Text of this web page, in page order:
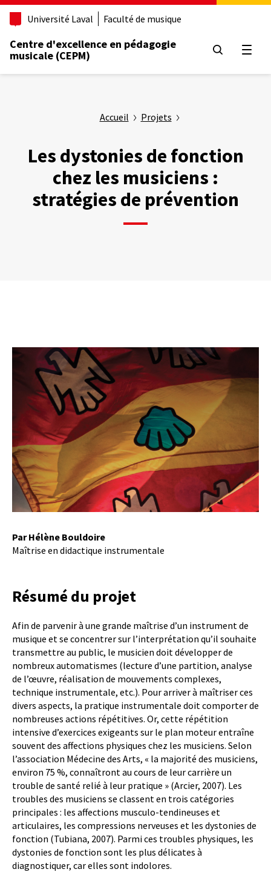
Aller
principal
Université Laval Faculté de musique
Centre d'excellence en pédagogie
musicale (CEPM)
Accueil Projets
Les dystonies de fonction
chez les musiciens :
stratégies de prévention
Par Hélène Bouldoire
Maîtrise en didactique instrumentale
Résumé du projet
Afin de parvenir à une grande maîtrise d’un instrument de
musique et se concentrer sur l’interprétation qu’il souhaite
transmettre au public, le musicien doit développer de
nombreux automatismes (lecture d’une partition, analyse
de l’œuvre, réalisation de mouvements complexes,
technique instrumentale, etc.). Pour arriver à maîtriser ces
divers aspects, la pratique instrumentale doit comporter de
nombreuses actions répétitives. Or, cette répétition
intensive d’exercices exigeants sur le plan moteur entraîne
souvent des affections physiques chez les musiciens. Selon
l’association Médecine des Arts, « la majorité des musiciens,
environ 75 %, connaîtront au cours de leur carrière un
trouble de santé relié à leur pratique » (Arcier, 2007). Les
troubles des musiciens se classent en trois catégories
principales : les affections musculo-tendineuses et
articulaires, les compressions nerveuses et les dystonies de
fonction (Tubiana, 2007). Parmi ces troubles physiques, les
dystonies de fonction sont les plus délicates à
diagnostiquer, car elles sont indolores.